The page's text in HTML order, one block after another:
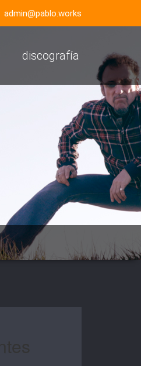
admin@pablo.works
discografía